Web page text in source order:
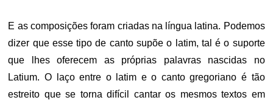
E as composições foram criadas na língua latina. Podemos
dizer que esse tipo de canto supõe o latim, tal é o suporte
que lhes oferecem as próprias palavras nascidas no
Latium. O laço entre o latim e o canto gregoriano é tão
estreito que se torna difícil cantar os mesmos textos em